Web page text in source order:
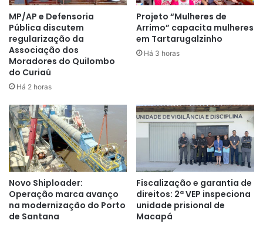
responsabilidade, passando o melhor para a população
amapaense.
“Trabalhamos com a implantação de todo o sistema
durante a sexta-feira, 09, com o transporte do material
delicado, mas ao mesmo tempo, prazeroso, para poder
entregar à população, além da conscientização da
preservação do rio Amazonas, que é o nosso maior
objetivo, um dia de alegria e festa para toda a população
do estado”, disse Gilvan Barbosa, diretor de Jornalismo do
Grupo Equinócio.
MP/AP e Defensoria
Pública discutem
regularização da
Associação dos
Moradores do Quilombo
do Curiaú
Há 2 horas
Projeto “Mulheres de
Arrimo” capacita mulheres
em Tartarugalzinho
Há 3 horas
Novo Shiploader:
Operação marca avanço
na modernização do Porto
de Santana
Fiscalização e garantia de
direitos: 2ª VEP inspeciona
unidade prisional de
Macapá